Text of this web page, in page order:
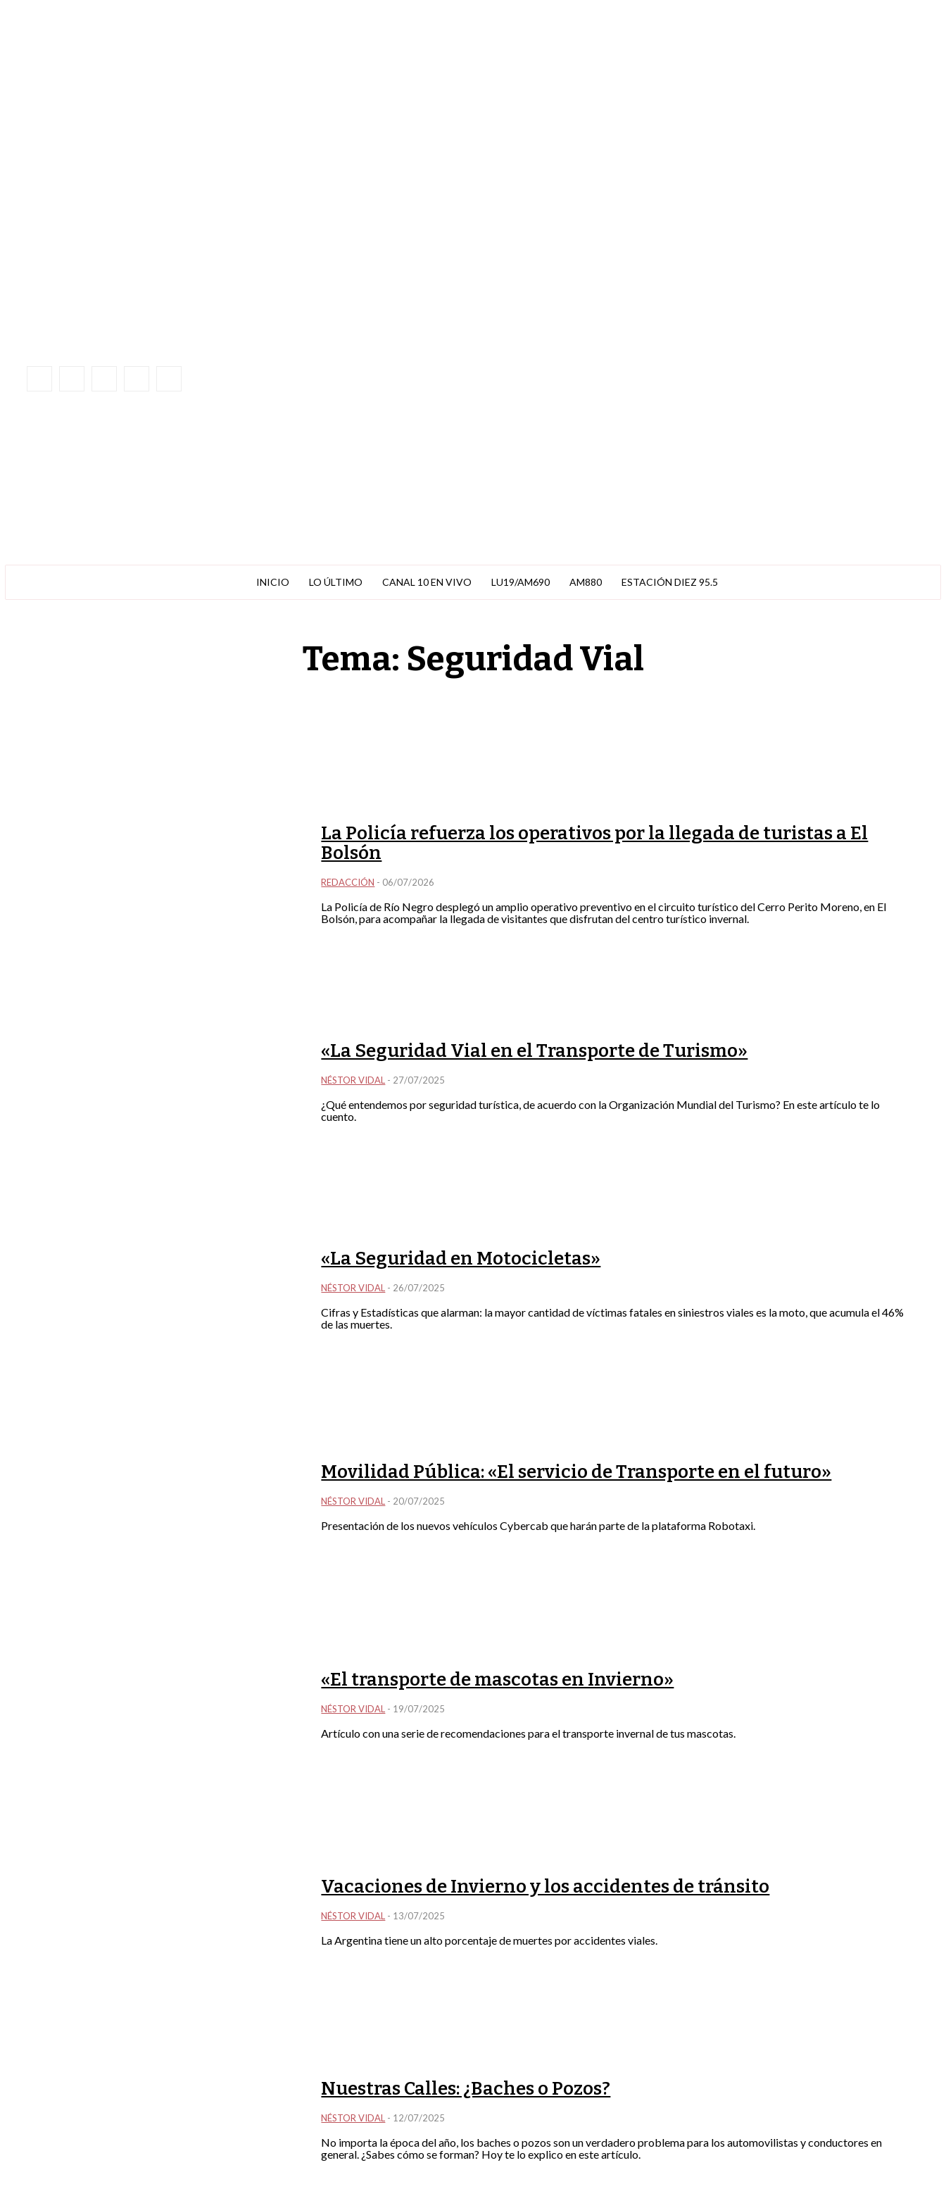
INICIO LO ÚLTIMO CANAL 10 EN VIVO LU19/AM690 AM880 ESTACIÓN DIEZ 95.5
Tema: Seguridad Vial
La Policía refuerza los operativos por la llegada de turistas a El
Bolsón
REDACCIÓN - 06/07/2026
La Policía de Río Negro desplegó un amplio operativo preventivo en el circuito turístico del Cerro Perito Moreno, en El
Bolsón, para acompañar la llegada de visitantes que disfrutan del centro turístico invernal.
«La Seguridad Vial en el Transporte de Turismo»
NÉSTOR VIDAL - 27/07/2025
¿Qué entendemos por seguridad turística, de acuerdo con la Organización Mundial del Turismo? En este artículo te lo
cuento.
«La Seguridad en Motocicletas»
NÉSTOR VIDAL - 26/07/2025
Cifras y Estadísticas que alarman: la mayor cantidad de víctimas fatales en siniestros viales es la moto, que acumula el 46%
de las muertes.
Movilidad Pública: «El servicio de Transporte en el futuro»
NÉSTOR VIDAL - 20/07/2025
Presentación de los nuevos vehículos Cybercab que harán parte de la plataforma Robotaxi.
«El transporte de mascotas en Invierno»
NÉSTOR VIDAL - 19/07/2025
Artículo con una serie de recomendaciones para el transporte invernal de tus mascotas.
Vacaciones de Invierno y los accidentes de tránsito
NÉSTOR VIDAL - 13/07/2025
La Argentina tiene un alto porcentaje de muertes por accidentes viales.
Nuestras Calles: ¿Baches o Pozos?
NÉSTOR VIDAL - 12/07/2025
No importa la época del año, los baches o pozos son un verdadero problema para los automovilistas y conductores en
general. ¿Sabes cómo se forman? Hoy te lo explico en este artículo.